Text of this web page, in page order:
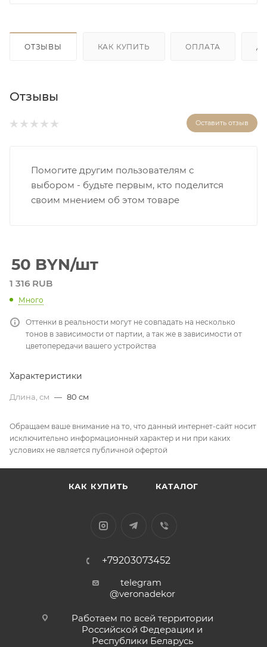
ОТЗЫВЫ КАК КУПИТЬ ОПЛАТА
Отзывы
Оставить отзыв
Помогите другим пользователям с
выбором - будьте первым, кто поделится
своим мнением об этом товаре
50 BYN/шт
1 316 RUB
Много
Оттенки в реальности могут не совпадать на несколько
тонов в зависимости от партии, а так же в зависимости от
цветопередачи вашего устройства
Характеристики
Длина, см — 80 см
Обращаем ваше внимание на то, что данный интернет-сайт носит
исключительно информационный характер и ни при каких
условиях не является публичной офертой
КАК КУПИТЬ КАТАЛОГ
+79203073452
telegram
@veronadekor
Работаем по всей территории
Российской Федерации и
Республики Беларусь